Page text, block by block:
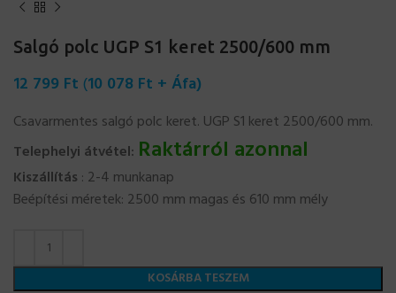
Salgó polc UGP S1 keret 2500/600 mm
12 799 Ft (10 078 Ft + Áfa)
Csavarmentes salgó polc keret. UGP S1 keret 2500/600 mm.
Telephelyi átvétel: Raktárról azonnal
Kiszállítás : 2-4 munkanap
Beépítési méretek: 2500 mm magas és 610 mm mély
KOSÁRBA TESZEM